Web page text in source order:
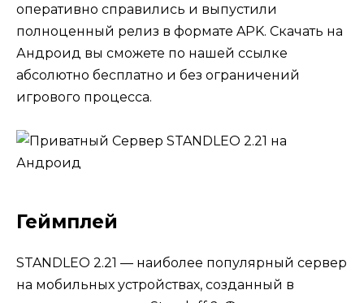
оперативно справились и выпустили
полноценный релиз в формате APK. Скачать на
Андроид вы сможете по нашей ссылке
абсолютно бесплатно и без ограничений
игрового процесса.
Геймплей
STANDLEO 2.21 — наиболее популярный сервер
на мобильных устройствах, созданный в